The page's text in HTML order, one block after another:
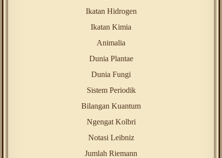
Ikatan Hidrogen
Ikatan Kimia
Animalia
Dunia Plantae
Dunia Fungi
Sistem Periodik
Bilangan Kuantum
Ngengat Kolbri
Notasi Leibniz
Jumlah Riemann